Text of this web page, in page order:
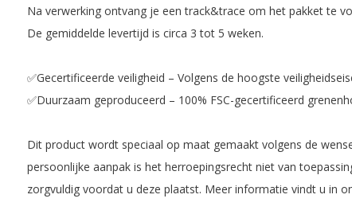
Na verwerking ontvang je een track&trace om het pakket te
De gemiddelde levertijd is circa 3 tot 5 weken.
✅Gecertificeerde veiligheid – Volgens de hoogste
✅Duurzaam geproduceerd – 100% FSC-gecertificeerd
Dit product wordt speciaal op maat gemaakt volgens de
persoonlijke aanpak is het herroepingsrecht niet van
zorgvuldig voordat u deze plaatst. Meer informatie vindt u in